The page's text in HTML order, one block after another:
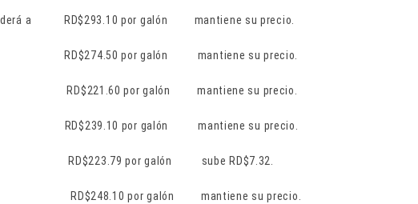
a RD$293.10 por galón mantiene su precio.
por galón mantiene su precio.
por galón mantiene su precio.
por galón mantiene su precio.
por galón sube RD$7.32.
por galón mantiene su precio.